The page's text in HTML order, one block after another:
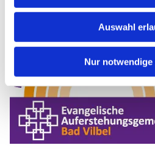
Auswahl
Nur notwendige